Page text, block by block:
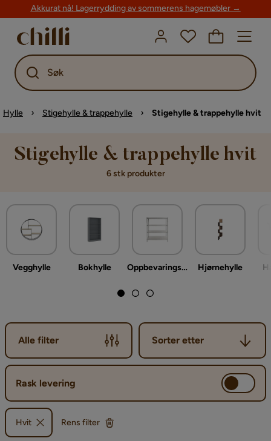
Akkurat nå! Lagerrydding av sommerens hagemøbler →
Søk
Hylle Stigehylle & trappehylle Stigehylle & trappehylle hvit
Stigehylle & trappehylle hvit
6 stk produkter
Vegghylle Bokhylle Oppbevaringshylle Hjørnehylle
Alle filter
Sorter etter
Sorter etter
Rask levering
Hvit Rens filter